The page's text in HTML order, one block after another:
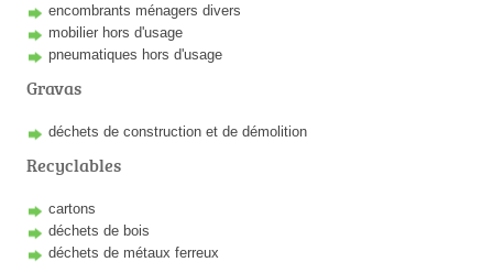
encombrants ménagers divers
mobilier hors d'usage
pneumatiques hors d'usage
Gravas
déchets de construction et de démolition
Recyclables
cartons
déchets de bois
déchets de métaux ferreux